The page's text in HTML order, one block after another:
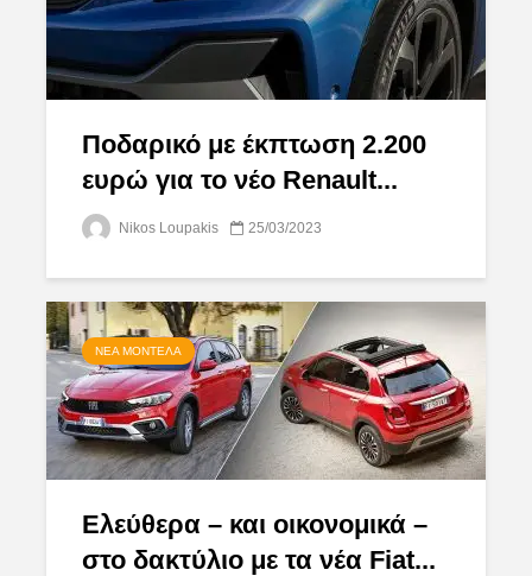
Ποδαρικό με έκπτωση 2.200
ευρώ για το νέο Renault...
Nikos Loupakis 25/03/2023
ΝΈΑ ΜΟΝΤΈΛΑ
Ελεύθερα – και οικονομικά –
στο δακτύλιο με τα νέα Fiat...